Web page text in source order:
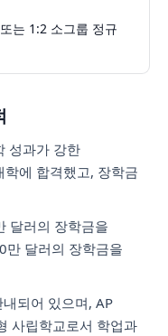
는 1:2 소그룹 정규
성과가 강한
에 합격했고, 장학금
달러의 장학금을
달러의 장학금을
되어 있으며, AP
사립학교로서 학업과